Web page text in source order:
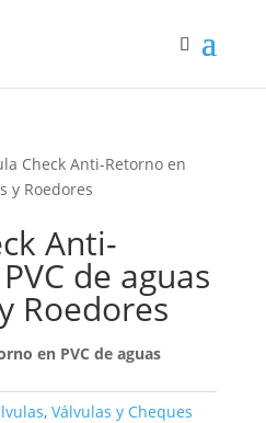
Check Anti-Retorno en
y Roedores
Anti-
de aguas
Roedores
en PVC de aguas
, Válvulas y Cheques